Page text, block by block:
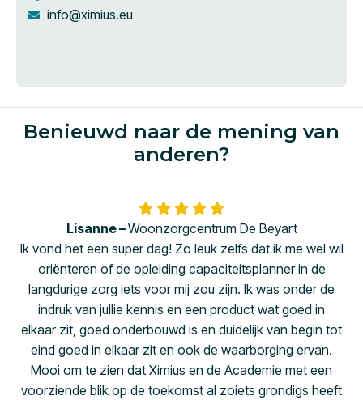
info@ximius.eu
Benieuwd naar de mening van
anderen?
Lisanne –Woonzorgcentrum De Beyart
Ik vond het een super dag! Zo leuk zelfs dat ik me wel wil
oriënteren of de opleiding capaciteitsplanner in de
langdurige zorg iets voor mij zou zijn. Ik was onder de
indruk van jullie kennis en een product wat goed in
elkaar zit, goed onderbouwd is en duidelijk van begin tot
eind goed in elkaar zit en ook de waarborging ervan.
Mooi om te zien dat Ximius en de Academie met een
voorziende blik op de toekomst al zoiets grondigs heeft